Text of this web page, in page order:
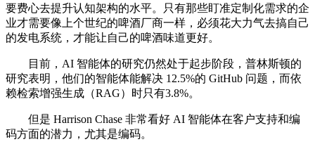
要费心去提升认知架构的水平。只有那些盯准定制化需求的企
业才需要像上个世纪的啤酒厂商一样，必须花大力气去搞自己
的发电系统，才能让自己的啤酒味道更好。
目前，AI 智能体的研究仍然处于起步阶段，普林斯顿的
研究表明，他们的智能体能解决 12.5%的 GitHub 问题，而依
赖检索增强生成（RAG）时只有3.8%。
但是 Harrison Chase 非常看好 AI 智能体在客户支持和编
码方面的潜力，尤其是编码。